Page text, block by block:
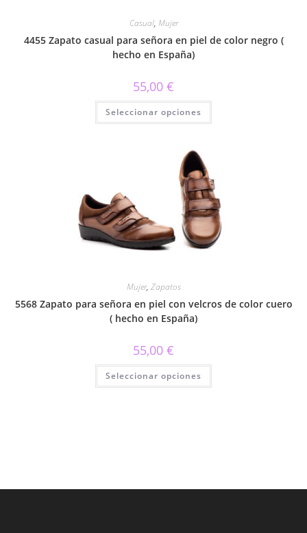
Casual, Mujer
4455 Zapato casual para señora en piel de color negro (
hecho en España)
55,00 €
Seleccionar opciones
Este
tiene
pueden
elegir
en
la
página
de
producto
Mujer, Zapatos
5568 Zapato para señora en piel con velcros de color cuero
( hecho en España)
55,00 €
Seleccionar opciones
Este
tiene
de